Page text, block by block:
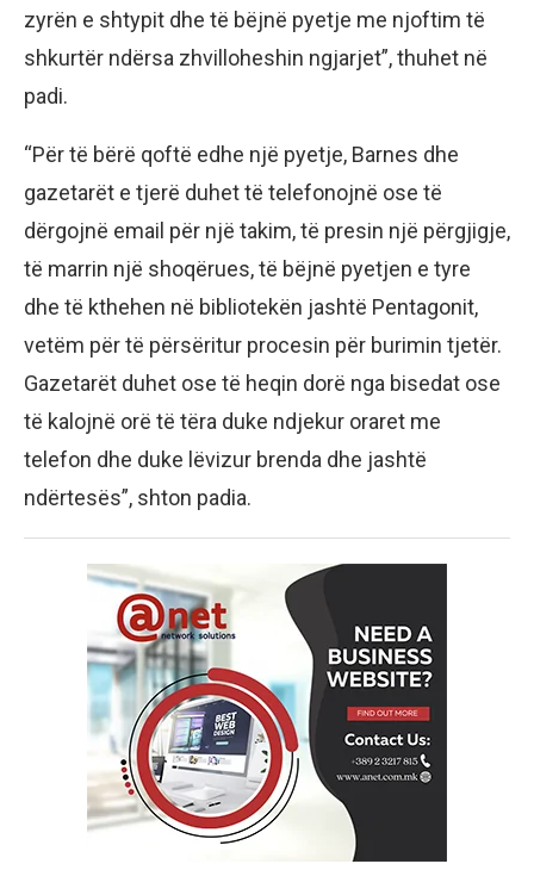
zyrën e shtypit dhe të bëjnë pyetje me njoftim të
shkurtër ndërsa zhvilloheshin ngjarjet”, thuhet në
padi.
“Për të bërë qoftë edhe një pyetje, Barnes dhe
gazetarët e tjerë duhet të telefonojnë ose të
dërgojnë email për një takim, të presin një përgjigje,
të marrin një shoqërues, të bëjnë pyetjen e tyre
dhe të kthehen në bibliotekën jashtë Pentagonit,
vetëm për të përsëritur procesin për burimin tjetër.
Gazetarët duhet ose të heqin dorë nga bisedat ose
të kalojnë orë të tëra duke ndjekur oraret me
telefon dhe duke lëvizur brenda dhe jashtë
ndërtesës”, shton padia.